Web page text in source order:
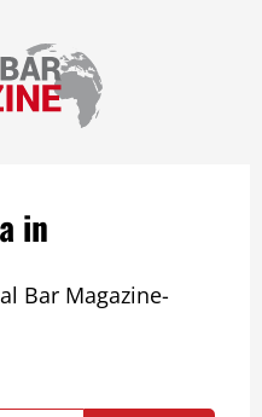
in
Bar Magazine-